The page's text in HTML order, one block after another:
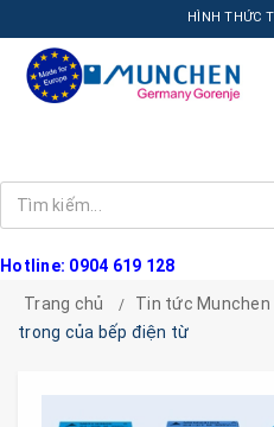
HÌNH THỨC
Hotline: 0904 619 128
Trang chủ
Tin tức Munchen
trong của bếp điện từ